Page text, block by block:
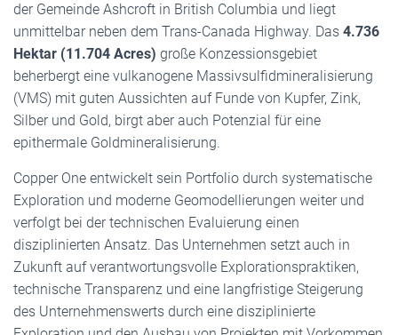
der Gemeinde Ashcroft in British Columbia und liegt
unmittelbar neben dem Trans-Canada Highway. Das 4.736
Hektar (11.704 Acres) große Konzessionsgebiet
beherbergt eine vulkanogene Massivsulfidmineralisierung
(VMS) mit guten Aussichten auf Funde von Kupfer, Zink,
Silber und Gold, birgt aber auch Potenzial für eine
epithermale Goldmineralisierung.
Copper One entwickelt sein Portfolio durch systematische
Exploration und moderne Geomodellierungen weiter und
verfolgt bei der technischen Evaluierung einen
disziplinierten Ansatz. Das Unternehmen setzt auch in
Zukunft auf verantwortungsvolle Explorationspraktiken,
technische Transparenz und eine langfristige Steigerung
des Unternehmenswerts durch eine disziplinierte